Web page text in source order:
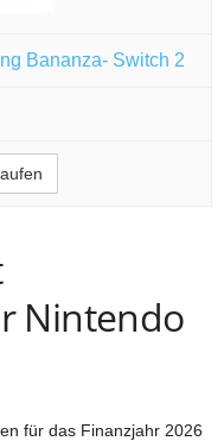
Bananza- Switch 2
Nintendo
für das Finanzjahr 2026